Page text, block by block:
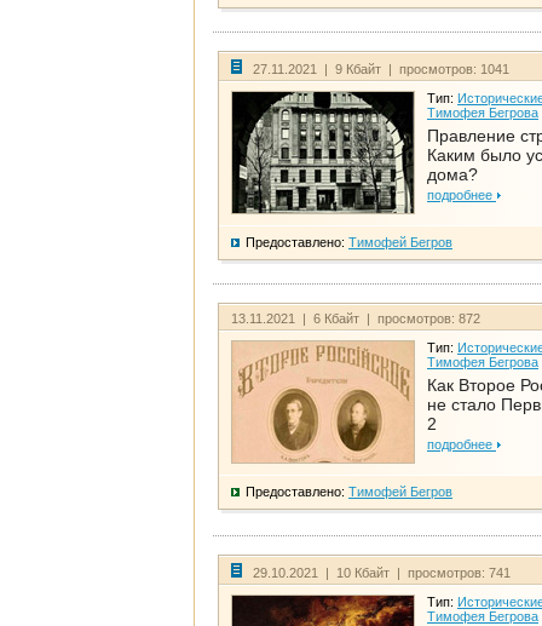
27.11.2021 | 9 Кбайт | просмотров: 1041
Тип:
Тимофея Бегрова
Правление
Каким было
дома?
подробнее
Предоставлено: Тимофей Бегров
13.11.2021 | 6 Кбайт | просмотров: 872
Тип:
Тимофея Бегрова
Как Второе
не стало
2
подробнее
Предоставлено: Тимофей Бегров
29.10.2021 | 10 Кбайт | просмотров: 741
Тип:
Тимофея Бегрова